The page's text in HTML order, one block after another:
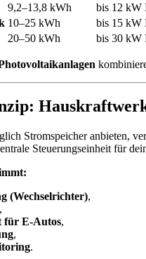
9,2–13,8 kWh bis 12 kW
10–25 kWh bis 15 kW
20–50 kWh bis 30 kW
Stromspeicher anbieten,
Steuerungseinheit für
(Wechselrichter),
,
für E-Autos,
,
.